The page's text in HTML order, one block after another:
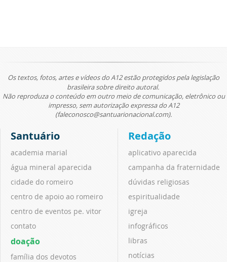
Os textos, fotos, artes e vídeos do A12 estão protegidos pela legislação
brasileira sobre direito autoral.
Não reproduza o conteúdo em outro meio de comunicação, eletrônico ou
impresso, sem autorização expressa do A12
(faleconosco@santuarionacional.com).
Santuário
academia marial
água mineral aparecida
cidade do romeiro
centro de apoio ao romeiro
centro de eventos pe. vitor
contato
doação
família dos devotos
Redação
aplicativo aparecida
campanha da fraternidade
dúvidas religiosas
espiritualidade
igreja
infográficos
libras
notícias